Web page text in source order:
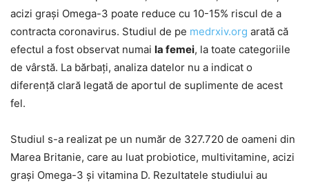
acizi grași Omega-3 poate reduce cu 10-15% riscul de a
contracta coronavirus. Studiul de pe medrxiv.org arată că
efectul a fost observat numai la femei, la toate categoriile
de vârstă. La bărbați, analiza datelor nu a indicat o
diferență clară legată de aportul de suplimente de acest
fel.
Studiul s-a realizat pe un număr de 327.720 de oameni din
Marea Britanie, care au luat probiotice, multivitamine, acizi
grași Omega-3 și vitamina D. Rezultatele studiului au